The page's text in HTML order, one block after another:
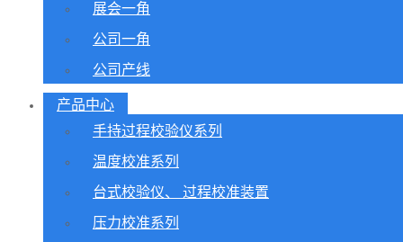
展会一角
公司一角
公司产线
产品中心
手持过程校验仪系列
温度校准系列
台式校验仪、 过程校准装置
压力校准系列